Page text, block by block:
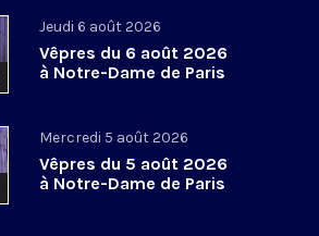
Jeudi 6 août 2026
Vêpres du 6 août 2026
à Notre-Dame de Paris
Mercredi 5 août 2026
Vêpres du 5 août 2026
à Notre-Dame de Paris